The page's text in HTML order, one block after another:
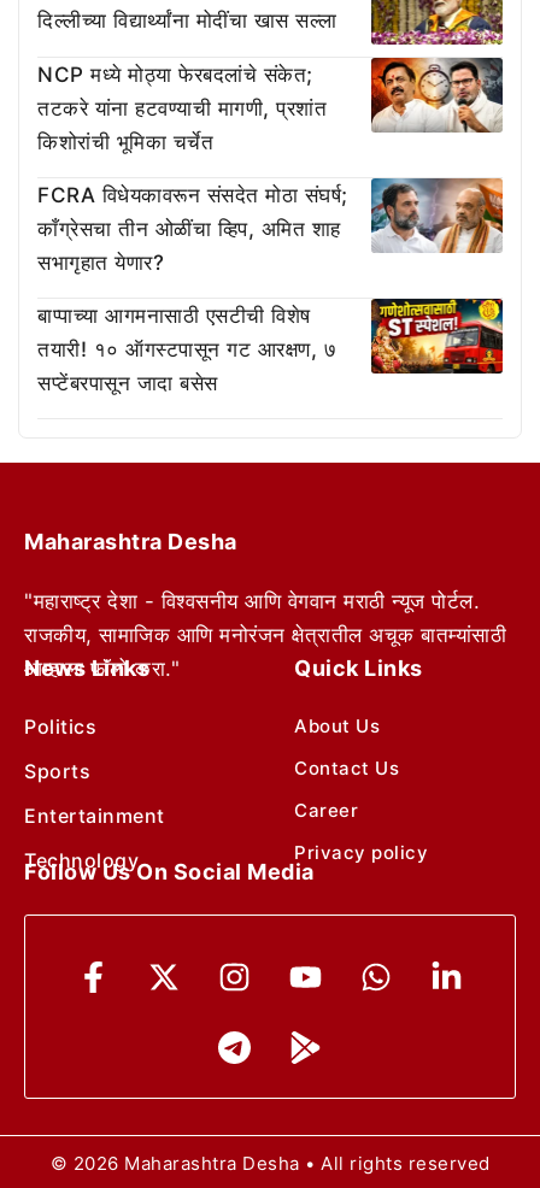
दिल्लीच्या विद्यार्थ्यांना मोदींचा खास सल्ला
NCP मध्ये मोठ्या फेरबदलांचे संकेत;
तटकरे यांना हटवण्याची मागणी, प्रशांत
किशोरांची भूमिका चर्चेत
FCRA विधेयकावरून संसदेत मोठा संघर्ष;
काँग्रेसचा तीन ओळींचा व्हिप, अमित शाह
सभागृहात येणार?
बाप्पाच्या आगमनासाठी एसटीची विशेष
तयारी! १० ऑगस्टपासून गट आरक्षण, ७
सप्टेंबरपासून जादा बसेस
Maharashtra Desha
"महाराष्ट्र देशा - विश्वसनीय आणि वेगवान मराठी न्यूज पोर्टल.
राजकीय, सामाजिक आणि मनोरंजन क्षेत्रातील अचूक बातम्यांसाठी
आम्हाला फॉलो करा."
News Links
Politics
Sports
Entertainment
Technology
Quick Links
About Us
Contact Us
Career
Privacy policy
Follow Us On Social Media
© 2026 Maharashtra Desha • All rights reserved